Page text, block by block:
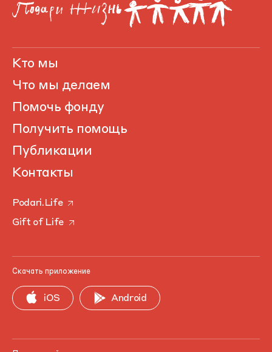
Кто мы
Что мы делаем
Помочь фонду
Получить помощь
Публикации
Контакты
Podari.Life
Gift of Life
Скачать приложение
iOS Android